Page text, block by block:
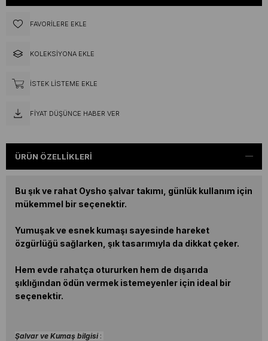
FAVORILERE EKLE
KOLEKSIYONA EKLE
İSTEK LISTEME EKLE
FIYAT DÜŞÜNCE HABER VER
ÜRÜN ÖZELLIKLERI
Bu şık ve rahat Oysho şalvar takımı, günlük kullanım için
mükemmel bir seçenektir.
Yumuşak ve esnek kumaşı sayesinde hareket
özgürlüğü sağlarken, şık tasarımıyla da dikkat çeker.
Hem evde rahatça otururken hem de dışarıda
şıklığından ödün vermek istemeyenler için ideal bir
seçenektir.
Şalvar ve Kumaş bilgisi :